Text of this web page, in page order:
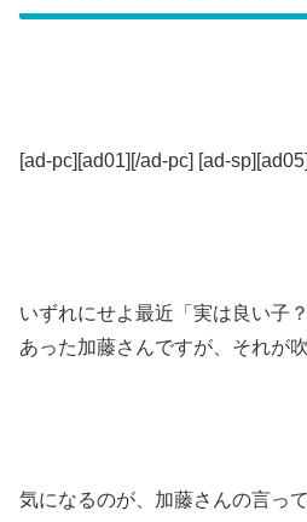
[ad-pc][ad01][/ad-pc] [ad-
いずれにせよ最近「実は良い子
あった加藤さんですが、それが
気になるのが、加藤さんの言っ